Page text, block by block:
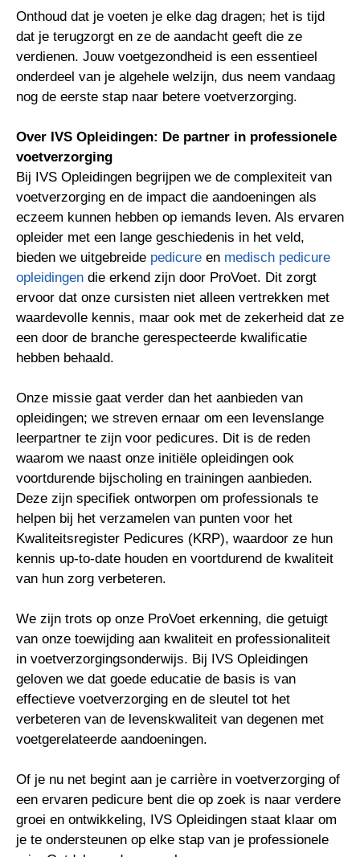
Onthoud dat je voeten je elke dag dragen; het is tijd
dat je terugzorgt en ze de aandacht geeft die ze
verdienen. Jouw voetgezondheid is een essentieel
onderdeel van je algehele welzijn, dus neem vandaag
nog de eerste stap naar betere voetverzorging.
Over IVS Opleidingen: De partner in professionele
voetverzorging
Bij IVS Opleidingen begrijpen we de complexiteit van
voetverzorging en de impact die aandoeningen als
eczeem kunnen hebben op iemands leven. Als ervaren
opleider met een lange geschiedenis in het veld,
bieden we uitgebreide pedicure en medisch pedicure
opleidingen die erkend zijn door ProVoet. Dit zorgt
ervoor dat onze cursisten niet alleen vertrekken met
waardevolle kennis, maar ook met de zekerheid dat ze
een door de branche gerespecteerde kwalificatie
hebben behaald.
Onze missie gaat verder dan het aanbieden van
opleidingen; we streven ernaar om een levenslange
leerpartner te zijn voor pedicures. Dit is de reden
waarom we naast onze initiële opleidingen ook
voortdurende bijscholing en trainingen aanbieden.
Deze zijn specifiek ontworpen om professionals te
helpen bij het verzamelen van punten voor het
Kwaliteitsregister Pedicures (KRP), waardoor ze hun
kennis up-to-date houden en voortdurend de kwaliteit
van hun zorg verbeteren.
We zijn trots op onze ProVoet erkenning, die getuigt
van onze toewijding aan kwaliteit en professionaliteit
in voetverzorgingsonderwijs. Bij IVS Opleidingen
geloven we dat goede educatie de basis is van
effectieve voetverzorging en de sleutel tot het
verbeteren van de levenskwaliteit van degenen met
voetgerelateerde aandoeningen.
Of je nu net begint aan je carrière in voetverzorging of
een ervaren pedicure bent die op zoek is naar verdere
groei en ontwikkeling, IVS Opleidingen staat klaar om
je te ondersteunen op elke stap van je professionele